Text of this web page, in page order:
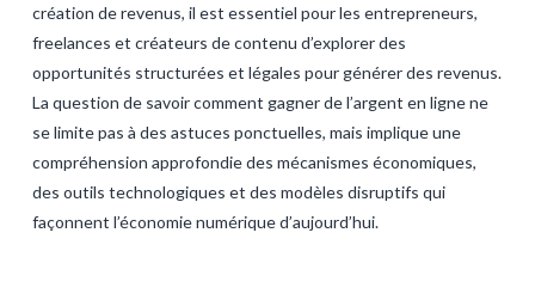
GALERIJA
KONTAKT
SEARCH
création de revenus, il est essentiel pour les entrepreneurs,
freelances et créateurs de contenu d’explorer des
opportunités structurées et légales pour générer des revenus.
La question de savoircomment gagner de l’argent en lignene
se limite pas à des astuces ponctuelles, mais implique une
compréhension approfondie des mécanismes économiques,
des outils technologiques et des modèles disruptifs qui
façonnent l’économie numérique d’aujourd’hui.